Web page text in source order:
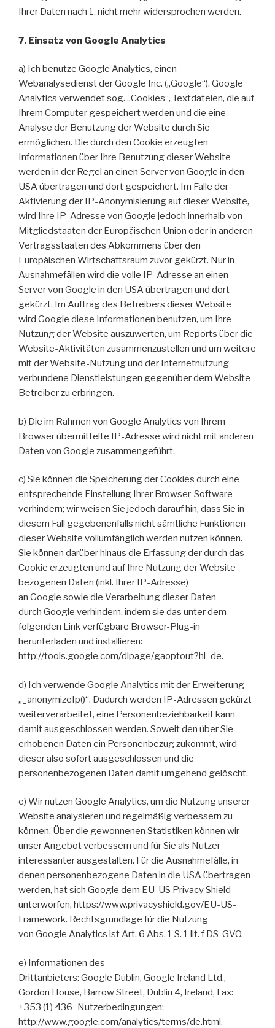
Ihrer Daten nach 1. nicht mehr widersprochen werden.
7. Einsatz von Google Analytics
a) Ich benutze Google Analytics, einen
Webanalysedienst der Google Inc. („Google“). Google
Analytics verwendet sog. „Cookies“, Textdateien, die auf
Ihrem Computer gespeichert werden und die eine
Analyse der Benutzung der Website durch Sie
ermöglichen. Die durch den Cookie erzeugten
Informationen über Ihre Benutzung dieser Website
werden in der Regel an einen Server von Google in den
USA übertragen und dort gespeichert. Im Falle der
Aktivierung der IP-Anonymisierung auf dieser Website,
wird Ihre IP-Adresse von Google jedoch innerhalb von
Mitgliedstaaten der Europäischen Union oder in anderen
Vertragsstaaten des Abkommens über den
Europäischen Wirtschaftsraum zuvor gekürzt. Nur in
Ausnahmefällen wird die volle IP-Adresse an einen
Server von Google in den USA übertragen und dort
gekürzt. Im Auftrag des Betreibers dieser Website
wird Google diese Informationen benutzen, um Ihre
Nutzung der Website auszuwerten, um Reports über die
Website-Aktivitäten zusammenzustellen und um weitere
mit der Website-Nutzung und der Internetnutzung
verbundene Dienstleistungen gegenüber dem Website-
Betreiber zu erbringen.
b) Die im Rahmen von Google Analytics von Ihrem
Browser übermittelte IP-Adresse wird nicht mit anderen
Daten von Google zusammengeführt.
c) Sie können die Speicherung der Cookies durch eine
entsprechende Einstellung Ihrer Browser-Software
verhindern; wir weisen Sie jedoch darauf hin, dass Sie in
diesem Fall gegebenenfalls nicht sämtliche Funktionen
dieser Website vollumfänglich werden nutzen können.
Sie können darüber hinaus die Erfassung der durch das
Cookie erzeugten und auf Ihre Nutzung der Website
bezogenen Daten (inkl. Ihrer IP-Adresse)
an Google sowie die Verarbeitung dieser Daten
durch Google verhindern, indem sie das unter dem
folgenden Link verfügbare Browser-Plug-in
herunterladen und installieren:
http://tools.google.com/dlpage/gaoptout?hl=de.
d) Ich verwende Google Analytics mit der Erweiterung
„_anonymizeIp()“. Dadurch werden IP-Adressen gekürzt
weiterverarbeitet, eine Personenbeziehbarkeit kann
damit ausgeschlossen werden. Soweit den über Sie
erhobenen Daten ein Personenbezug zukommt, wird
dieser also sofort ausgeschlossen und die
personenbezogenen Daten damit umgehend gelöscht.
e) Wir nutzen Google Analytics, um die Nutzung unserer
Website analysieren und regelmäßig verbessern zu
können. Über die gewonnenen Statistiken können wir
unser Angebot verbessern und für Sie als Nutzer
interessanter ausgestalten. Für die Ausnahmefälle, in
denen personenbezogene Daten in die USA übertragen
werden, hat sich Google dem EU-US Privacy Shield
unterworfen, https://www.privacyshield.gov/EU-US-
Framework. Rechtsgrundlage für die Nutzung
von Google Analytics ist Art. 6 Abs. 1 S. 1 lit. f DS-GVO.
e) Informationen des
Drittanbieters: Google Dublin, Google Ireland Ltd.,
Gordon House, Barrow Street, Dublin 4, Ireland, Fax:
+353 (1) 436 Nutzerbedingungen:
http://www.google.com/analytics/terms/de.html,